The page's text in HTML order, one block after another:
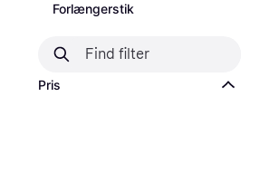
Forlængerstik
Pris